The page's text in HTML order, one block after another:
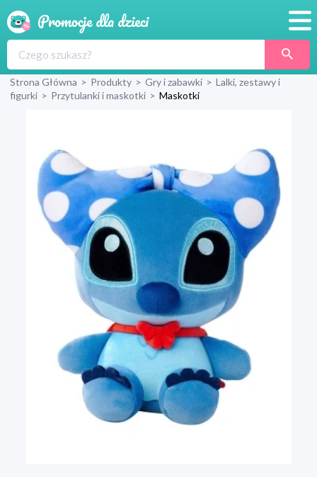
Produkty
Wyprawka
Strona Główna > Produkty > Gry i zabawki > Lalki, zestawy i
figurki > Przytulanki i maskotki > Maskotki